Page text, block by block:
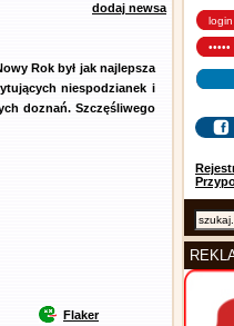
dodaj newsa
Rok był jak najlepsza
niespodzianek i
doznań. Szczęśliwego
Flaker